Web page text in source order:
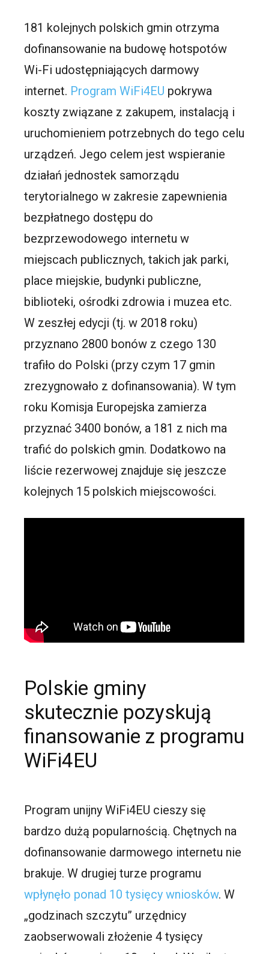
181 kolejnych polskich gmin otrzyma
dofinansowanie na budowę hotspotów
Wi-Fi udostępniających darmowy
internet. Program WiFi4EU pokrywa
koszty związane z zakupem, instalacją i
uruchomieniem potrzebnych do tego celu
urządzeń. Jego celem jest wspieranie
działań jednostek samorządu
terytorialnego w zakresie zapewnienia
bezpłatnego dostępu do
bezprzewodowego internetu w
miejscach publicznych, takich jak parki,
place miejskie, budynki publiczne,
biblioteki, ośrodki zdrowia i muzea etc.
W zeszłej edycji (tj. w 2018 roku)
przyznano 2800 bonów z czego 130
trafiło do Polski (przy czym 17 gmin
zrezygnowało z dofinansowania). W tym
roku Komisja Europejska zamierza
przyznać 3400 bonów, a 181 z nich ma
trafić do polskich gmin. Dodatkowo na
liście rezerwowej znajduje się jeszcze
kolejnych 15 polskich miejscowości.
Polskie gminy
skutecznie pozyskują
finansowanie z programu
WiFi4EU
Program unijny WiFi4EU cieszy się
bardzo dużą popularnością. Chętnych na
dofinansowanie darmowego internetu nie
brakuje. W drugiej turze programu
wpłynęło ponad 10 tysięcy wniosków. W
„godzinach szczytu” urzędnicy
zaobserwowali złożenie 4 tysięcy